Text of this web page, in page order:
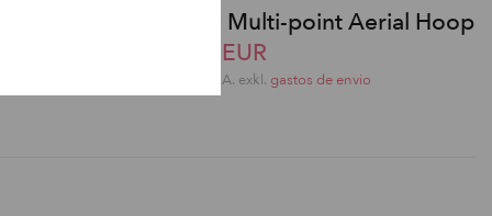
Prodigy Multi-point Aerial Hoop
301,51 EUR
incl. 20 % I.V.A. exkl. gastos de envio